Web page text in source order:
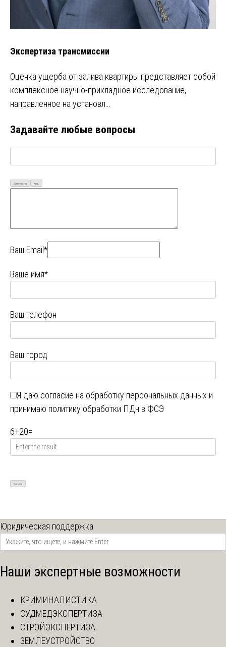
Экспертиза трансмиссии
Оценка ущерба от залива квартиры представляет собой
комплексное научно-прикладное исследование,
направленное на установл…
Задавайте любые вопросы
Визуально Код
Ваш Email*
Ваше имя*
Ваш телефон
Ваш город
Я даю согласие на обработку персональных данных и
принимаю политику обработки ПДн в ФСЭ
6+20=
Юридическая поддержка
Наши экспертные возможности
КРИМИНАЛИСТИКА
СУДМЕДЭКСПЕРТИЗА
СТРОЙЭКСПЕРТИЗА
ЗЕМЛЕУСТРОЙСТВО